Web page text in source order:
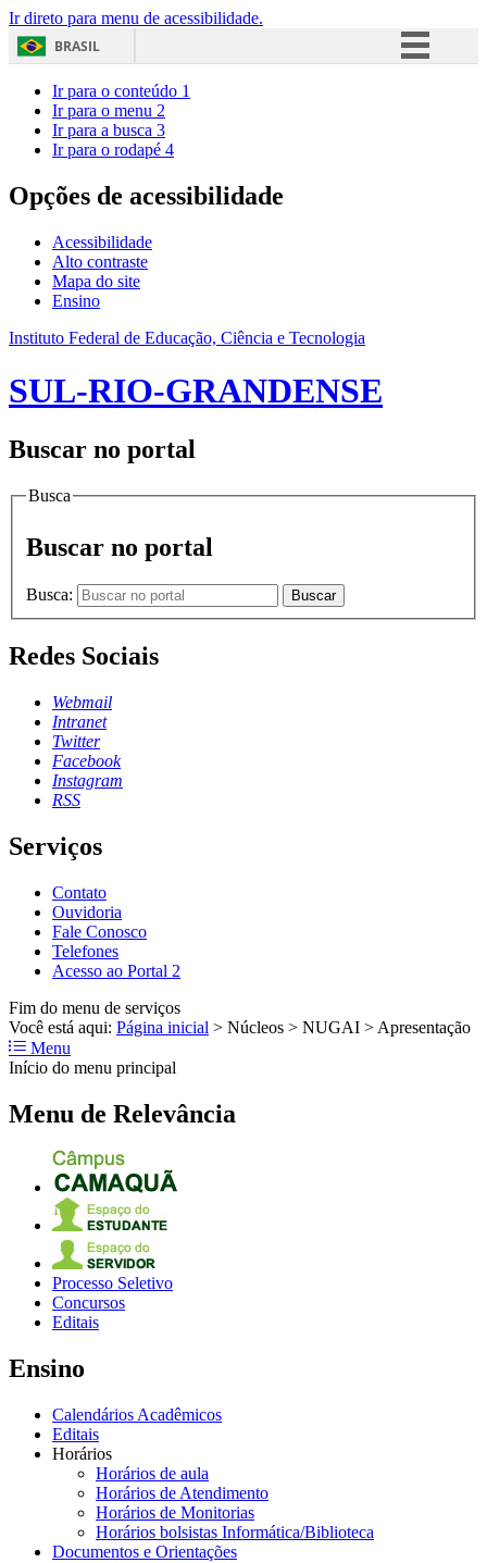
Ir direto para menu de acessibilidade.
BRASIL
Acesso à informação
Ir para o conteúdo 1
Ir para o menu 2
Ir para a busca 3
Ir para o rodapé 4
Opções de acessibilidade
Acessibilidade
Alto contraste
Mapa do site
Ensino
Instituto Federal de Educação, Ciência e Tecnologia
SUL-RIO-GRANDENSE
Buscar no portal
Busca
Buscar no portal
Busca: Buscar
Redes Sociais
Webmail
Intranet
Twitter
Facebook
Instagram
RSS
Serviços
Contato
Ouvidoria
Fale Conosco
Telefones
Acesso ao Portal 2
Fim do menu de serviços
Você está aqui: Página inicial > Núcleos > NUGAI > Apresentação
Menu
Início do menu principal
Menu de Relevância
Processo Seletivo
Concursos
Editais
Ensino
Calendários Acadêmicos
Editais
Horários
Horários de aula
Horários de Atendimento
Horários de Monitorias
Horários bolsistas Informática/Biblioteca
Documentos e Orientações